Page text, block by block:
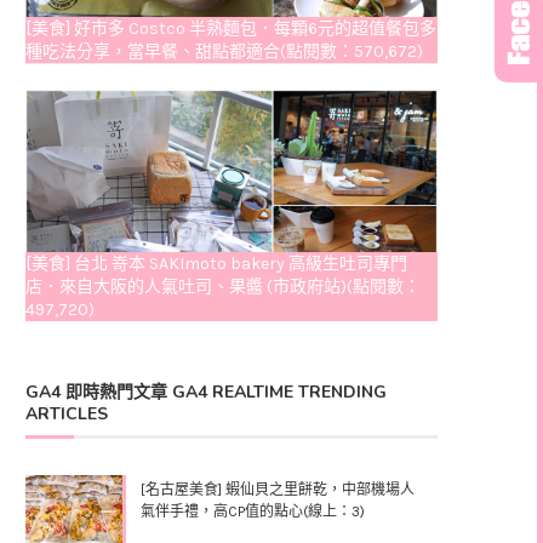
[美食] 好市多 Costco 半熟麵包．每顆6元的超值餐包多
種吃法分享，當早餐、甜點都適合(點閱數：570,672)
[美食] 台北 嵜本 SAKImoto bakery 高級生吐司專門
店．來自大阪的人氣吐司、果醬 (市政府站)(點閱數：
497,720)
GA4 即時熱門文章 GA4 REALTIME TRENDING
ARTICLES
[名古屋美食] 蝦仙貝之里餅乾，中部機場人
氣伴手禮，高CP值的點心(線上：3)